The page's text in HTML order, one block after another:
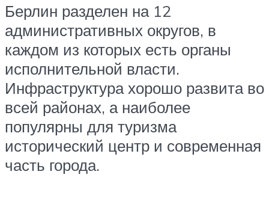
Берлин разделен на 12
административных округов, в
каждом из которых есть органы
исполнительной власти.
Инфраструктура хорошо развита во
всей районах, а наиболее
популярны для туризма
исторический центр и современная
часть города.